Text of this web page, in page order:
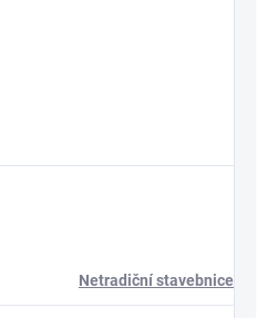
Netradiční stavebnice